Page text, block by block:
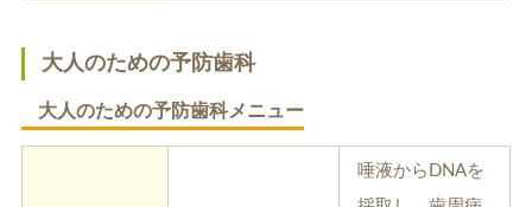
大人のための予防歯科
大人のための予防歯科メニュー
唾液からDNAを